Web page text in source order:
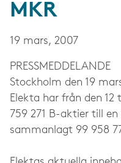
MKR
19 mars, 2007
PRESS­MEDDELANDE
Stockholm den 19
Elekta har från den
759 271 B-aktier till
sammanlagt 99 958